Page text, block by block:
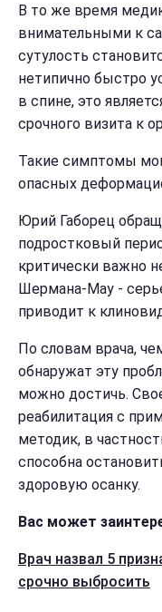
В то же время
внимательными к
сутулость
нетипично быстро
в спине, это
срочного визита к
Такие симптомы
опасных
Юрий Габорец
подростковый
критически важно
Шермана-Мау -
приводит к
По словам врача,
обнаружат эту
можно достичь.
реабилитация с
методик, в
способна
здоровую осанку.
Вас может
Врач назвал 5
срочно выбросить